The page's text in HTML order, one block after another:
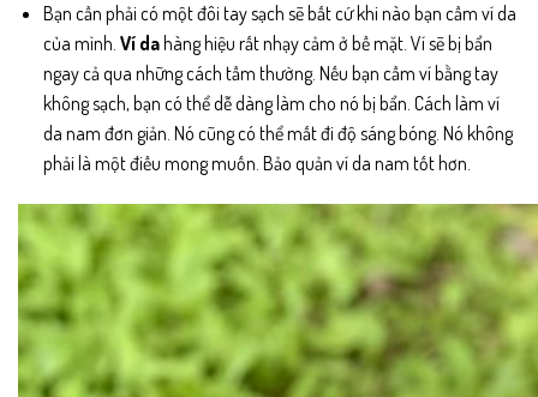
Bạn cần phải có một đôi tay sạch sẽ bất cứ khi nào bạn cầm ví da
của mình. Ví dahàng hiệu rất nhạy cảm ở bề mặt. Ví sẽ bị bẩn
ngay cả qua những cách tầm thường. Nếu bạn cầm ví bằng tay
không sạch, bạn có thể dễ dàng làm cho nó bị bẩn. Cách làm ví
da nam đơn giản. Nó cũng có thể mất đi độ sáng bóng. Nó không
phải là một điều mong muốn. Bảo quản ví da nam tốt hơn.